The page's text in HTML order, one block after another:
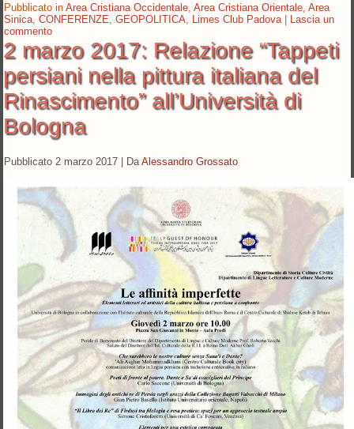
Pubblicato in Area Cristiana Occidentale ,Area Cristiana Orientale ,Area
Sinica ,CONFERENZE ,GEOPOLITICA Limes Club Padova
Lascia un
commento
2 marzo 2017: Relazione “Tappeti
persiani nella pittura italiana del
Rinascimento” all’Università di
Bologna
Pubblicato 2 marzo 2017 Da Alessandro Grossato